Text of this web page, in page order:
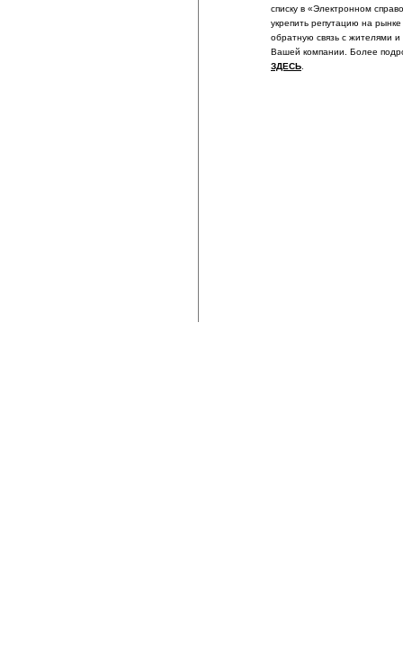
списку в «Электронном
укрепить репутацию на
обратную связь с жителями и
Вашей компании. Более
ЗДЕСЬ